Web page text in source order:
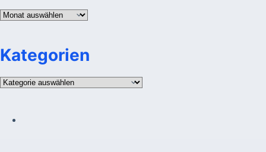
Archiv
Kategorien
Kategorien